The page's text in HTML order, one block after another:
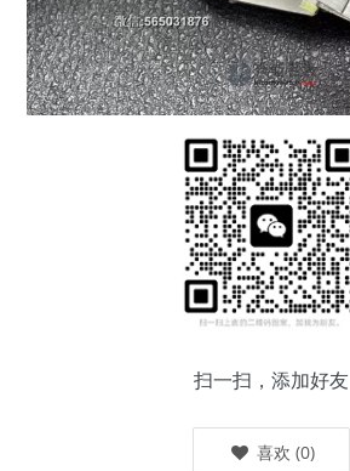
扫一扫，添加好友
喜欢 (0)